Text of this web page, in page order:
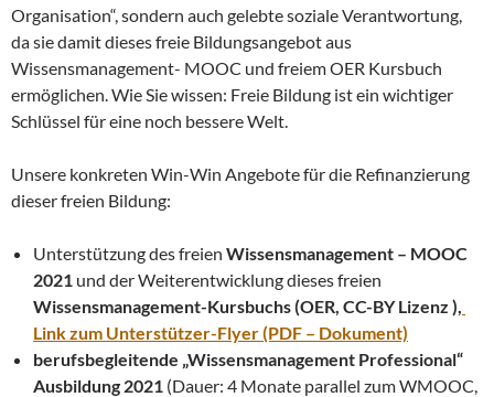
Organisation“, sondern auch gelebte soziale Verantwortung,
da sie damit dieses freie Bildungsangebot aus
Wissensmanagement- MOOC und freiem OER Kursbuch
ermöglichen. Wie Sie wissen: Freie Bildung ist ein wichtiger
Schlüssel für eine noch bessere Welt.
Unsere konkreten Win-Win Angebote für die Refinanzierung
dieser freien Bildung:
Unterstützung des freien Wissensmanagement – MOOC
2021 und der Weiterentwicklung dieses freien
Wissensmanagement-Kursbuchs (OER, CC-BY Lizenz ),
Link zum Unterstützer-Flyer (PDF – Dokument)
berufsbegleitende „Wissensmanagement Professional“
Ausbildung 2021 (Dauer: 4 Monate parallel zum WMOOC,